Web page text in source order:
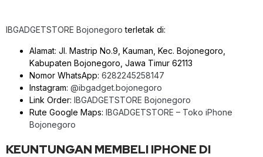
IBGADGETSTORE Bojonegoro terletak di:
Alamat: Jl. Mastrip No.9, Kauman, Kec. Bojonegoro,
Kabupaten Bojonegoro, Jawa Timur 62113
Nomor WhatsApp: 6282245258147
Instagram: @ibgadget.bojonegoro
Link Order: IBGADGETSTORE Bojonegoro
Rute Google Maps: IBGADGETSTORE – Toko iPhone
Bojonegoro
KEUNTUNGAN MEMBELI IPHONE DI